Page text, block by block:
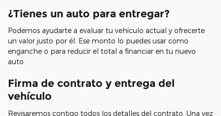
¿Tienes un auto para entregar?
Podemos ayudarte a evaluar tu vehículo actual y ofrecerte
un valor justo por él. Ese monto lo puedes usar como
enganche o para reducir el total a financiar en tu nuevo
auto.
Firma de contrato y entrega del
vehículo
Revisaremos contigo todos los detalles del contrato. Una vez